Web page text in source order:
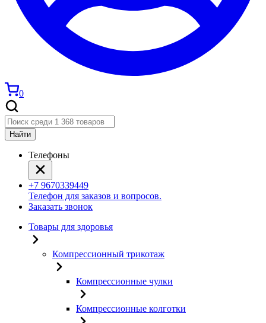
0
Найти
Телефоны
+7 9670339449
Телефон для заказов и вопросов.
Заказать звонок
Товары для здоровья
Компрессионный трикотаж
Компрессионные чулки
Компрессионные колготки